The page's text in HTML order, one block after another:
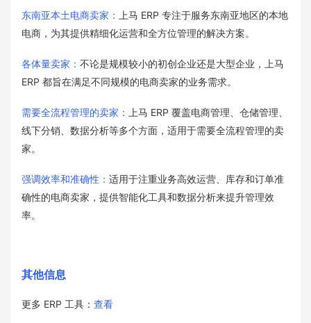
东南亚本土电商卖家：
上马 ERP 专注于服务东南亚地区的本地
电商，为其提供精细化运营和全方位管理的解决方案。
各体量卖家： 不论是规模较小的初创企业还是大型企业，上马
ERP 都旨在满足不同规模的电商卖家的业务需求。
需要全流程管理的卖家：
上马 ERP 覆盖电商管理、仓储管理、
线下分销、数据分析等多个方面，适用于需要全流程管理的卖
家。
强调效率和准确性： 适用于注重业务高效运营、库存和订单准
确性的电商卖家，提供智能化工具和数据分析来提升管理效
率。
其他信息
更多 ERP 工具： 查看